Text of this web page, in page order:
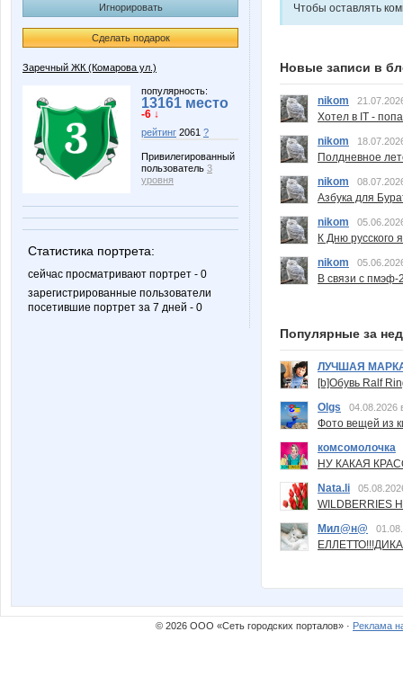
Игнорировать
Сделать подарок
Заречный ЖК (Комарова ул.)
популярность:
13161 место
-6 ↓
рейтинг 2061 ?
Привилегированный
пользователь 3
уровня
Статистика портрета:
сейчас просматривают портрет - 0
зарегистрированные пользователи
посетившие портрет за 7 дней - 0
Чтобы оставлять
Новые записи в
nikom
Хотел в IT -
nikom
Полдневное
nikom
Азбука для
nikom
К Дню русского
nikom
В связи с пмэф-
Популярные за
ЛУЧШАЯ
[b]Обувь Ralf
Olgs
04.08.2026
Фото вещей из
комсомолочка
НУ КАКАЯ
Nata.li
Мил@н@
© 2026 ООО «Сеть городских порталов» · Реклама